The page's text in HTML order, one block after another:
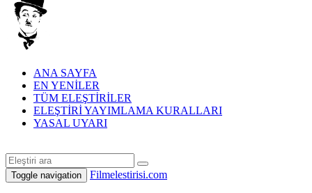
ANA SAYFA
EN YENİLER
TÜM ELEŞTİRİLER
ELEŞTİRİ YAYIMLAMA KURALLARI
YASAL UYARI
Toggle navigation Filmelestirisi.com